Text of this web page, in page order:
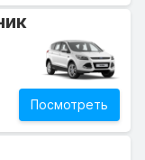
Посмотреть